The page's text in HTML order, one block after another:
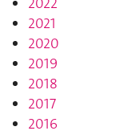
2021
2020
2019
2018
2017
2016